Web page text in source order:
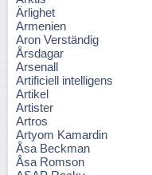
Ärlighet
Armenien
Aron Verständig
Årsdagar
Arsenall
Artificiell intelligens
Artikel
Artister
Artros
Artyom Kamardin
Åsa Beckman
Åsa Romson